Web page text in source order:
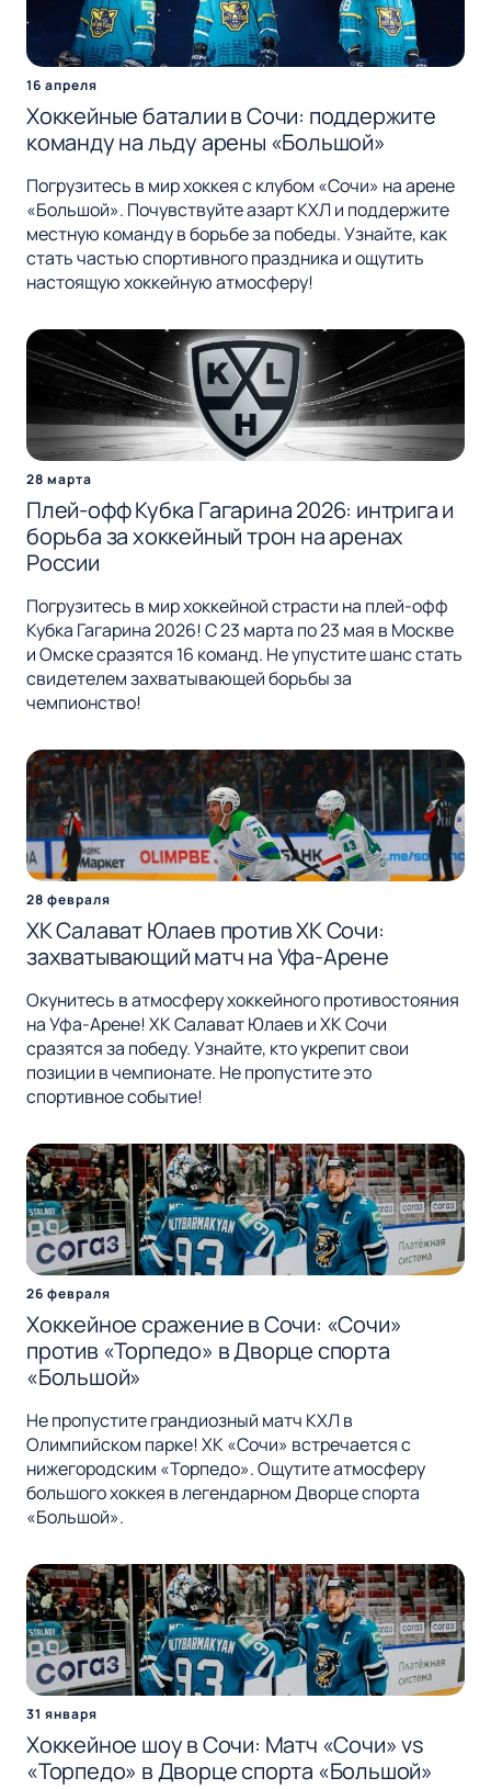
16 апреля
Хоккейные баталии в Сочи: поддержите
команду на льду арены «Большой»
Погрузитесь в мир хоккея с клубом «Сочи» на арене
«Большой». Почувствуйте азарт КХЛ и поддержите
местную команду в борьбе за победы. Узнайте, как
стать частью спортивного праздника и ощутить
настоящую хоккейную атмосферу!
28 марта
Плей-офф Кубка Гагарина 2026: интрига и
борьба за хоккейный трон на аренах
России
Погрузитесь в мир хоккейной страсти на плей-офф
Кубка Гагарина 2026! С 23 марта по 23 мая в Москве
и Омске сразятся 16 команд. Не упустите шанс стать
свидетелем захватывающей борьбы за
чемпионство!
28 февраля
ХК Салават Юлаев против ХК Сочи:
захватывающий матч на Уфа-Арене
Окунитесь в атмосферу хоккейного противостояния
на Уфа-Арене! ХК Салават Юлаев и ХК Сочи
сразятся за победу. Узнайте, кто укрепит свои
позиции в чемпионате. Не пропустите это
спортивное событие!
26 февраля
Хоккейное сражение в Сочи: «Сочи»
против «Торпедо» в Дворце спорта
«Большой»
Не пропустите грандиозный матч КХЛ в
Олимпийском парке! ХК «Сочи» встречается с
нижегородским «Торпедо». Ощутите атмосферу
большого хоккея в легендарном Дворце спорта
«Большой».
31 января
Хоккейное шоу в Сочи: Матч «Сочи» vs
«Торпедо» в Дворце спорта «Большой»